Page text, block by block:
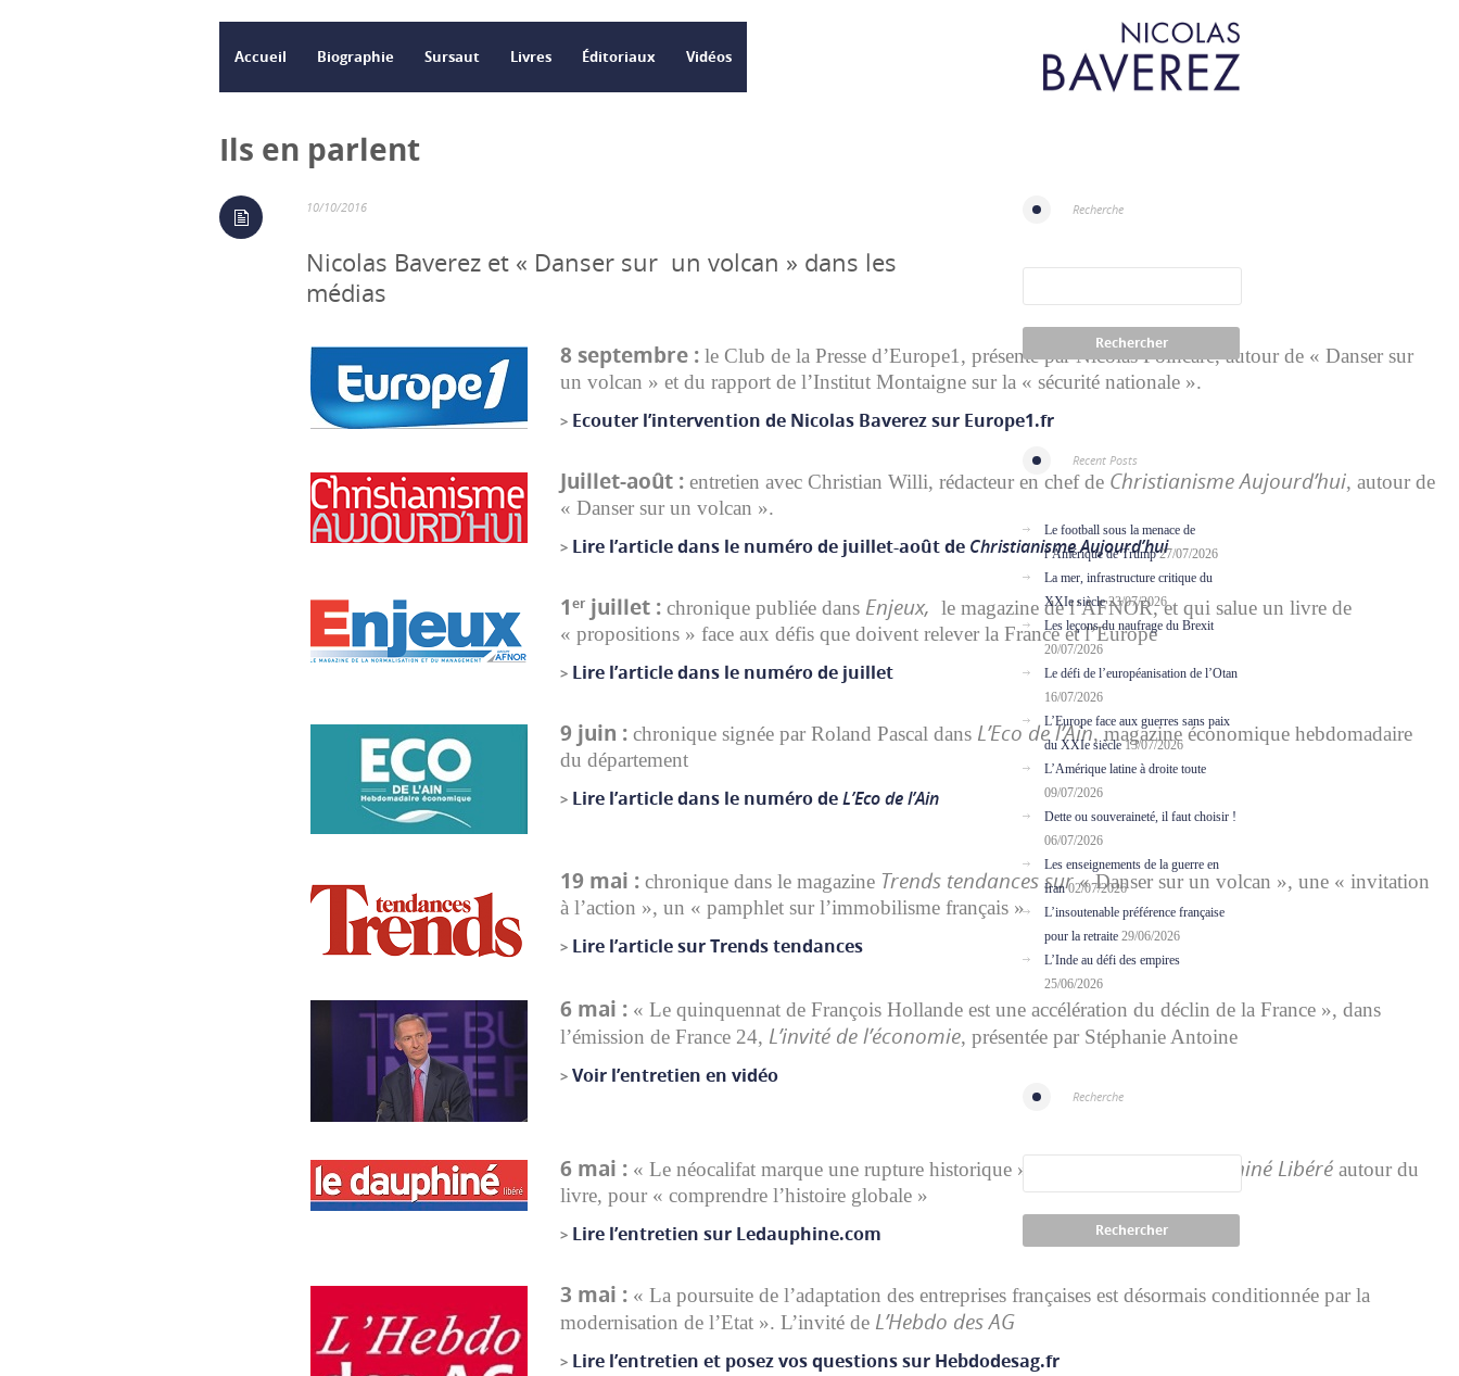
Accueil Biographie Sursaut Livres Éditoriaux Vidéos
Ils en parlent
10/10/2016
Nicolas Baverez et « Danser sur un volcan » dans les
médias
8 septembre : le Club de la Presse d’Europe1, présenté par Nicolas Poincaré, autour de « Danser sur
un volcan » et du rapport de l’Institut Montaigne sur la « sécurité nationale ».
> Ecouter l’intervention de Nicolas Baverez sur Europe1.fr
Juillet-août : entretien avec Christian Willi, rédacteur en chef de Christianisme Aujourd’hui, autour de
« Danser sur un volcan ».
> Lire l’article dans le numéro de juillet-août de Christianisme Aujourd’hui
1 er juillet : chronique publiée dans Enjeux, le magazine de l’AFNOR, et qui salue un livre de
« propositions » face aux défis que doivent relever la France et l’Europe
> Lire l’article dans le numéro de juillet
9 juin : chronique signée par Roland Pascal dans L’Eco de l’Ain, magazine économique hebdomadaire
du département
> Lire l’article dans le numéro deL’Eco de l’Ain
19 mai : chronique dans le magazine Trends tendances sur« Danser sur un volcan », une « invitation
à l’action », un « pamphlet sur l’immobilisme français »
> Lire l’article sur Trends tendances
6 mai : « Le quinquennat de François Hollande est une accélération du déclin de la France », dans
l’émission de France 24, L’invité de l’économie, présentée par Stéphanie Antoine
> Voir l’entretien en vidéo
6 mai : « Le néocalifat marque une rupture historique », entretien dans Le Dauphiné Libéré autour du
livre, pour « comprendre l’histoire globale »
> Lire l’entretien sur Ledauphine.com
3 mai : « La poursuite de l’adaptation des entreprises françaises est désormais conditionnée par la
modernisation de l’Etat ». L’invité de L’Hebdo des AG
> Lire l’entretien et posez vos questions sur Hebdodesag.fr
Recherche
Recent Posts
Le football sous la menace de
l’Amérique de Trump 27/07/2026
La mer, infrastructure critique du
XXIe siècle 23/07/2026
Les leçons du naufrage du Brexit
20/07/2026
Le défi de l’européanisation de l’Otan
16/07/2026
L’Europe face aux guerres sans paix
du XXIe siècle 13/07/2026
L’Amérique latine à droite toute
09/07/2026
Dette ou souveraineté, il faut choisir !
06/07/2026
Les enseignements de la guerre en
Iran 02/07/2026
L’insoutenable préférence française
pour la retraite 29/06/2026
L’Inde au défi des empires
25/06/2026
Recherche